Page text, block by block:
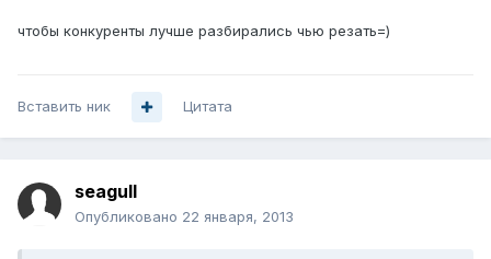
чтобы конкуренты лучше разбирались чью резать=)
Вставить ник Цитата
seagull
Опубликовано 22 января, 2013